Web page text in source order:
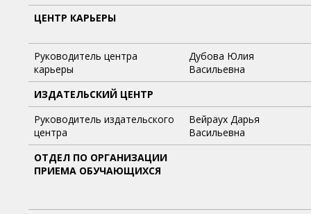
ЦЕНТР КАРЬЕРЫ
Руководитель центра
карьеры
Дубова Юлия
Васильевна
ИЗДАТЕЛЬСКИЙ ЦЕНТР
Руководитель издательского
центра
Вейраух Дарья
Васильевна
ОТДЕЛ ПО ОРГАНИЗАЦИИ
ПРИЕМА ОБУЧАЮЩИХСЯ